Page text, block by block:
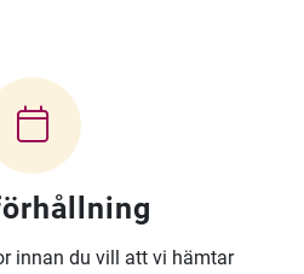
innan du vill att vi hämtar